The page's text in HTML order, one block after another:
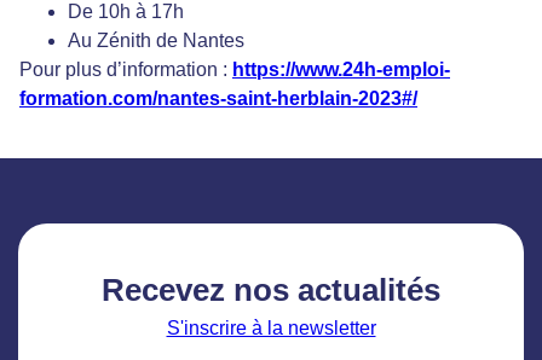
De 10h à 17h
Au Zénith de Nantes
Pour plus d’information : https://www.24h-emploi-
formation.com/nantes-saint-herblain-2023#/
Recevez nos actualités
S'inscrire à la newsletter